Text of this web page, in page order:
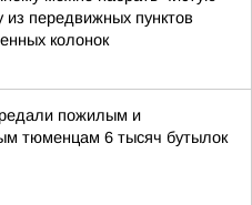
из передвижных пунктов
колонок
пожилым и
тюменцам 6 тысяч бутылок